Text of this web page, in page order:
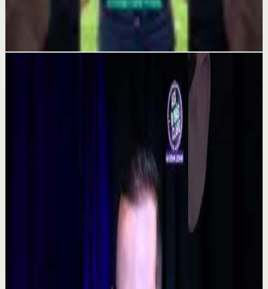
¿Sabías que no tener metas claras te estanca?
La consecuencia de una falta de desconexión.
#tevasamorir #huracandreyfus #diegodreyfus